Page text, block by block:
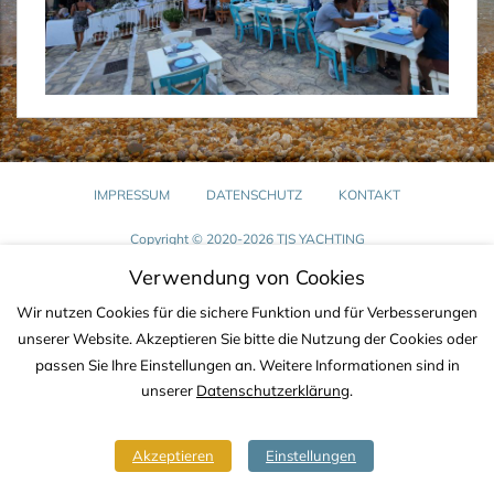
IMPRESSUM DATENSCHUTZ KONTAKT
Copyright © 2020-2026 TJS YACHTING
Verwendung von Cookies
Wir nutzen Cookies für die sichere Funktion und für Verbesserungen
unserer Website. Akzeptieren Sie bitte die Nutzung der Cookies oder
passen Sie Ihre Einstellungen an. Weitere Informationen sind in
unserer Datenschutzerklärung.
Akzeptieren Einstellungen